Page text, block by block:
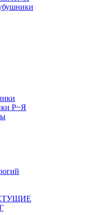
Р~Я